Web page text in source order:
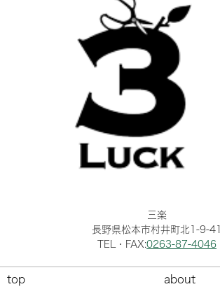
三楽
長野県松本市村井町北1-9-41
TEL・FAX:0263-87-4046
top about